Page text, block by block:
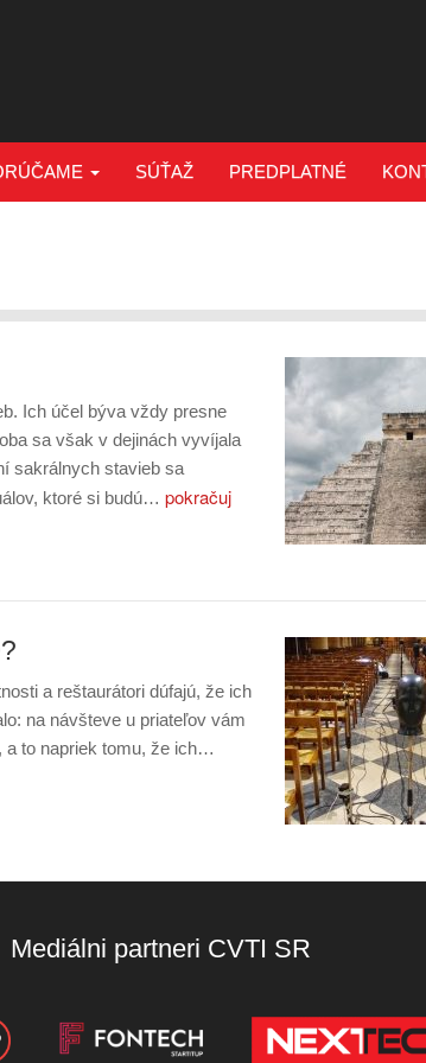
SÚŤAŽ PREDPLATNÉ
Ich účel býva vždy presne
sa však v dejinách vyvíjala
sakrálnych stavieb sa
ktoré si budú… pokračuj
a reštaurátori dúfajú, že ich
na návšteve u priateľov vám
a to napriek tomu, že ich…
Mediálni partneri CVTI SR